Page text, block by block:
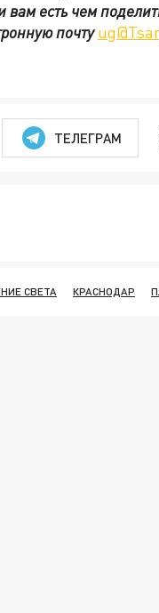
вам есть чем
почту
ТЕЛЕГРАМ
СВЕТА КРАСНОДАР